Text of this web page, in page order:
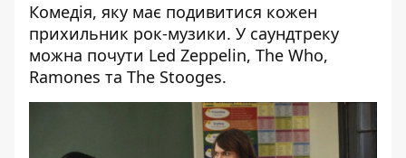
Комедія, яку має подивитися кожен
прихильник рок-музики. У саундтреку
можна почути Led Zeppelin, The Who,
Ramones та The Stooges.